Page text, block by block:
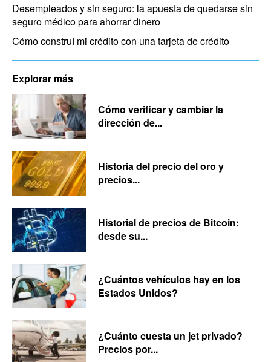
Desempleados y sin seguro: la apuesta de quedarse sin
seguro médico para ahorrar dinero
Cómo construí mi crédito con una tarjeta de crédito
Explorar más
Cómo verificar y cambiar la
dirección de...
Historia del precio del oro y
precios...
Historial de precios de Bitcoin:
desde su...
¿Cuántos vehículos hay en los
Estados Unidos?
¿Cuánto cuesta un jet privado?
Precios por...